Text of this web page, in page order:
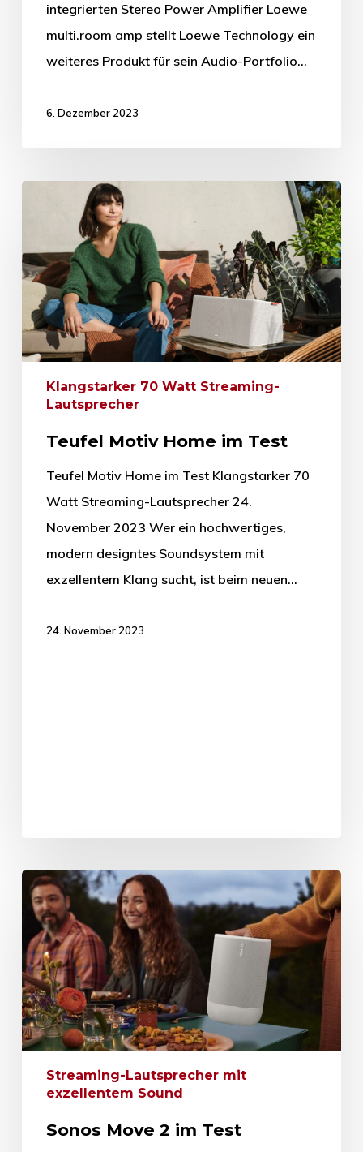
integrierten Stereo Power Amplifier Loewe
multi.room amp stellt Loewe Technology ein
weiteres Produkt für sein Audio-Portfolio…
6. Dezember 2023
Klangstarker 70 Watt Streaming-
Lautsprecher
Teufel Motiv Home im Test
Teufel Motiv Home im Test Klangstarker 70
Watt Streaming-Lautsprecher 24.
November 2023 Wer ein hochwertiges,
modern designtes Soundsystem mit
exzellentem Klang sucht, ist beim neuen…
24. November 2023
Streaming-Lautsprecher mit
exzellentem Sound
Sonos Move 2 im Test